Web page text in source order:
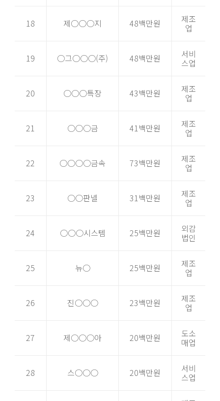
18 제○○○지 48백만원 제조
업
19 ○그○○○(주) 48백만원 서비
스업
20 ○○○특장 43백만원 제조
업
21 ○○○금 41백만원 제조
업
22 ○○○○금속 73백만원 제조
업
23 ○○판넬 31백만원 제조
업
24 ○○○시스템 25백만원 외감
법인
25 뉴○ 25백만원 제조
업
26 진○○○ 23백만원 제조
업
27 제○○○아 20백만원 도소
매업
28 스○○○ 20백만원 서비
스업